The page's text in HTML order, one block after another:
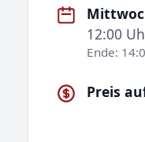
12:00
Ende:
Preis